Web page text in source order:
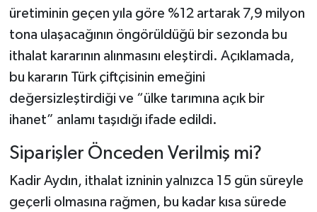
üretiminin geçen yıla göre %12 artarak 7,9 milyon
tona ulaşacağının öngörüldüğü bir sezonda bu
ithalat kararının alınmasını eleştirdi. Açıklamada,
bu kararın Türk çiftçisinin emeğini
değersizleştirdiği ve “ülke tarımına açık bir
ihanet” anlamı taşıdığı ifade edildi.
Siparişler Önceden Verilmiş mi?
Kadir Aydın, ithalat izninin yalnızca 15 gün süreyle
geçerli olmasına rağmen, bu kadar kısa sürede